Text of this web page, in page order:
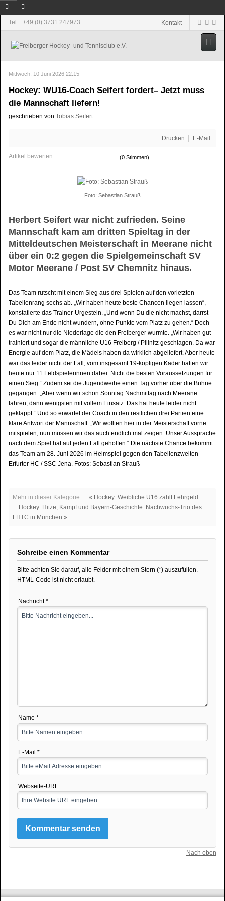
Tel.: +49 (0) 3731 247973 Kontakt
Mittwoch, 10 Juni 2026 22:15
Hockey: WU16-Coach Seifert fordert– Jetzt muss
die Mannschaft liefern!
geschrieben von Tobias Seifert
Drucken E-Mail
Artikel bewerten (0 Stimmen)
Foto: Sebastian Strauß
Herbert Seifert war nicht zufrieden. Seine
Mannschaft kam am dritten Spieltag in der
Mitteldeutschen Meisterschaft in Meerane nicht
über ein 0:2 gegen die Spielgemeinschaft SV
Motor Meerane / Post SV Chemnitz hinaus.
Das Team rutscht mit einem Sieg aus drei Spielen auf den vorletzten
Tabellenrang sechs ab. „Wir haben heute beste Chancen liegen lassen“,
konstatierte das Trainer-Urgestein. „Und wenn Du die nicht machst, darrst
Du Dich am Ende nicht wundern, ohne Punkte vom Platz zu gehen.“ Doch
es war nicht nur die Niederlage die den Freiberger wurmte. „Wir haben gut
trainiert und sogar die männliche U16 Freiberg / Pillnitz geschlagen. Da war
Energie auf dem Platz, die Mädels haben da wirklich abgeliefert. Aber heute
war das leider nicht der Fall, vom insgesamt 19-köpfigen Kader hatten wir
heute nur 11 Feldspielerinnen dabei. Nicht die besten Voraussetzungen für
einen Sieg.“ Zudem sei die Jugendweihe einen Tag vorher über die Bühne
gegangen. „Aber wenn wir schon Sonntag Nachmittag nach Meerane
fahren, dann wenigsten mit vollem Einsatz. Das hat heute leider nicht
geklappt.“ Und so erwartet der Coach in den restlichen drei Partien eine
klare Antwort der Mannschaft. „Wir wollten hier in der Meisterschaft vorne
mitspielen, nun müssen wir das auch endlich mal zeigen. Unser Aussprache
nach dem Spiel hat auf jeden Fall geholfen.“ Die nächste Chance bekommt
das Team am 28. Juni 2026 im Heimspiel gegen den Tabellenzweiten
Erfurter HC /SSC Jena . Fotos: Sebastian Strauß
Mehr in dieser Kategorie:
« Hockey: Weibliche U16 zahlt Lehrgeld
Hockey: Hitze, Kampf und Bayern-Geschichte: Nachwuchs-Trio des
FHTC in München »
Schreibe einen Kommentar
Bitte achten Sie darauf, alle Felder mit einem Stern (*) auszufüllen.
HTML-Code ist nicht erlaubt.
Nachricht *
Name *
E-Mail *
Webseite-URL
Nach oben